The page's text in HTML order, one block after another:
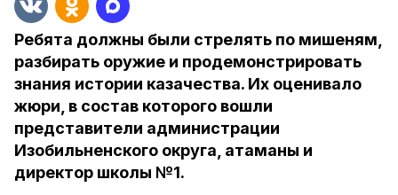
Ребята должны были стрелять по мишеням,
разбирать оружие и продемонстрировать
знания истории казачества. Их оценивало
жюри, в состав которого вошли
представители администрации
Изобильненского округа, атаманы и
директор школы №1.